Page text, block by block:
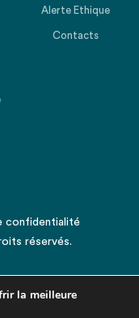
Alerte Ethique
Contacts
confidentialité
réservés.
la meilleure